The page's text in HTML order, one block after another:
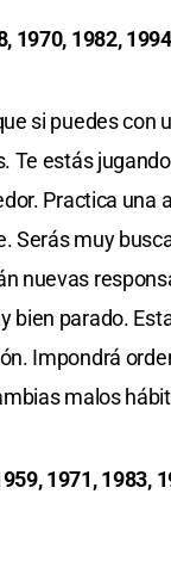
1970, 1982,
si puedes con
Te estás
Practica una
Serás muy
nuevas
bien parado.
Impondrá
malos
1971, 1983,